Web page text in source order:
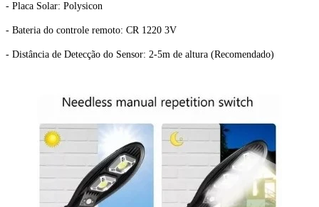
- Placa Solar: Polysicon
- Bateria do controle remoto: CR 1220 3V
- Distância de Detecção do Sensor: 2-5m de altura (Recomendado)